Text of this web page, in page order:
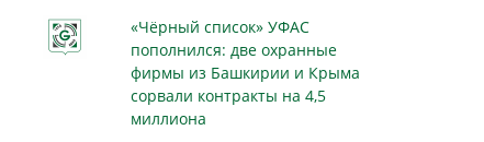
«Чёрный список» УФАС
пополнился: две охранные
фирмы из Башкирии и Крыма
сорвали контракты на 4,5
миллиона